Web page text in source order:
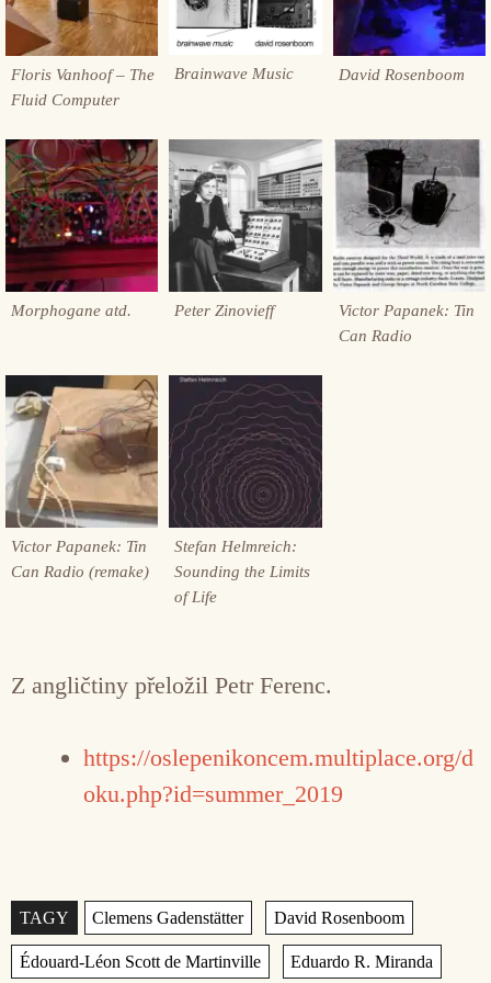
Floris Vanhoof – The
Fluid Computer
Brainwave Music David Rosenboom
Morphogane atd. Peter Zinovieff
Victor Papanek: Tin
Can Radio
Victor Papanek: Tin
Can Radio (remake)
Stefan Helmreich:
Sounding the Limits
of Life
Z angličtiny přeložil Petr Ferenc.
https://oslepenikoncem.multiplace.org/d
oku.php?id=summer_2019
Štítky